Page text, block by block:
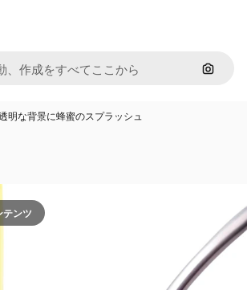
画像で
明な背景に蜂蜜のスプラッシュ
ンツ